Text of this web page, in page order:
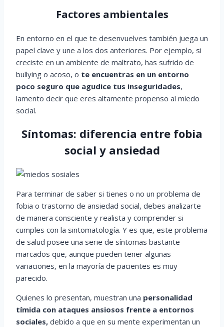
Factores ambientales
En entorno en el que te desenvuelves también juega un
papel clave y une a los dos anteriores. Por ejemplo, si
creciste en un ambiente de maltrato, has sufrido de
bullying o acoso, o te encuentras en un entorno
poco seguro que agudice tus inseguridades,
lamento decir que eres altamente propenso al miedo
social.
Síntomas: diferencia entre fobia
social y ansiedad
Para terminar de saber si tienes o no un problema de
fobia o trastorno de ansiedad social, debes analizarte
de manera consciente y realista y comprender si
cumples con la sintomatología. Y es que, este problema
de salud posee una serie de síntomas bastante
marcados que, aunque pueden tener algunas
variaciones, en la mayoría de pacientes es muy
parecido.
Quienes lo presentan, muestran una personalidad
tímida con ataques ansiosos frente a entornos
sociales, debido a que en su mente experimentan un